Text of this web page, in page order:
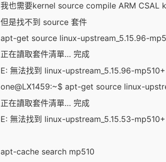
我也需要kernel source compile ARM CSAL
但是找不到 source 套件
apt-get source linux-upstream_5.15.96-
正在讀取套件清單… 完成
E: 無法找到 linux-upstream_5.15.96-
one@LX1459:~$ apt-get source linux-
正在讀取套件清單… 完成
E: 無法找到 linux-upstream_5.15.53-
apt-cache search mp510